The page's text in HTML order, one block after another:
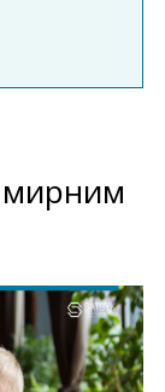
мирним